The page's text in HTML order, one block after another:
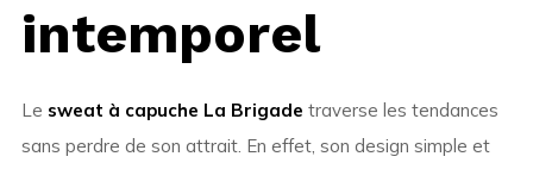
intemporel
Le sweat à capuche La Brigade traverse les tendances
sans perdre de son attrait. En effet, son design simple et